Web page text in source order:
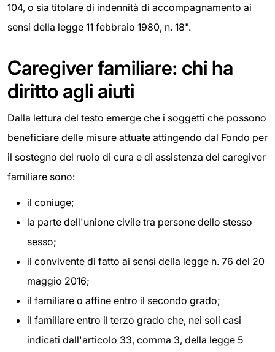
104, o sia titolare di indennità di accompagnamento ai
sensi della legge 11 febbraio 1980, n. 18".
Caregiver familiare: chi ha
diritto agli aiuti
Dalla lettura del testo emerge che i soggetti che possono
beneficiare delle misure attuate attingendo dal Fondo per
il sostegno del ruolo di cura e di assistenza del caregiver
familiare sono:
il coniuge;
la parte dell'unione civile tra persone dello stesso
sesso;
il convivente di fatto ai sensi della legge n. 76 del 20
maggio 2016;
il familiare o affine entro il secondo grado;
il familiare entro il terzo grado che, nei soli casi
indicati dall'articolo 33, comma 3, della legge 5